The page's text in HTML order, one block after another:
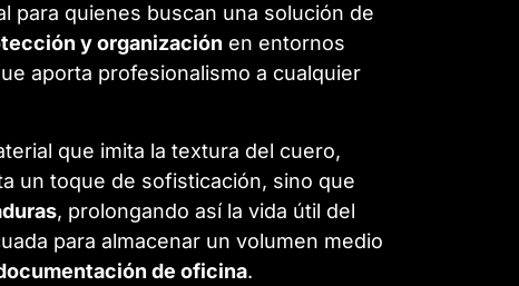
para quienes buscan una solución de
y organización en entornos
aporta profesionalismo a cualquier
que imita la textura del cuero,
un toque de sofisticación, sino que
, prolongando así la vida útil del
para almacenar un volumen medio
de oficina.